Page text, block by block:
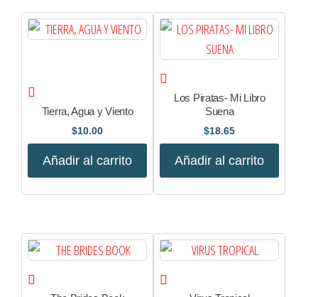
Tierra, Agua y Viento
$10.00
Añadir al carrito
Los Piratas- Mi Libro
Suena
$18.65
Añadir al carrito